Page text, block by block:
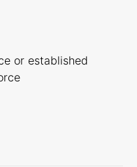
or established